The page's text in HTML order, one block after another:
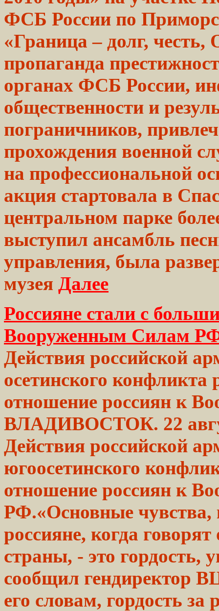
ФСБ России по
«Граница – долг, честь,
пропаганда
органах ФСБ России,
общественности и
пограничников,
прохождения военной
на профессиональной
акция стартовала в
центральном парке
выступил ансамбль
управления, была
музея Далее
Россияне стали с
Вооруженным Силам
Действия российской
осетинского конфликта
отношение россиян к
ВЛАДИВОСТОК. 22
Действия российской
югоосетинского
отношение россиян к
РФ.«Основные чувства,
россияне, когда
страны, - это гордость,
сообщил гендиректор
его словам, гордость за